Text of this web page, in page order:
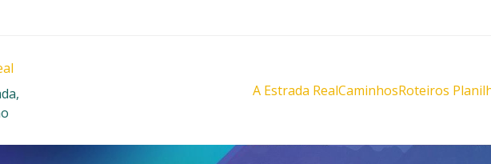
A Estrada RealCaminhosRoteiros